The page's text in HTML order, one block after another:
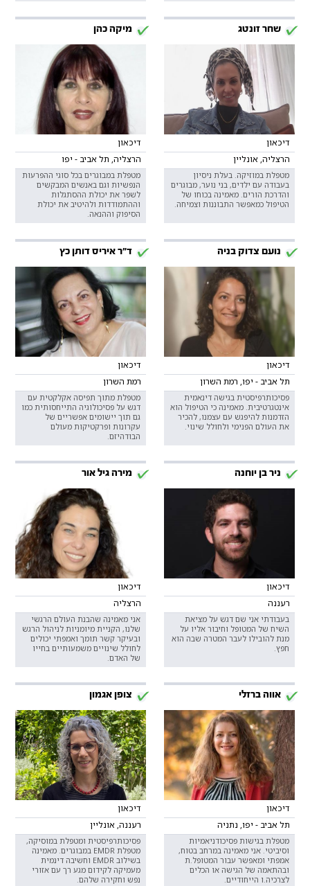
שחר זונטג
דיכאון
הרצליה, אונליין
מטפלת במוזיקה. בעלת ניסיון
בעבודה עם ילדים, בני נוער, מבוגרים
והדרכת הורים. מאמינה בכוחו של
הטיפול כמאפשר התבוננות וצמיחה.
מיקה כהן
דיכאון
הרצליה, תל אביב - יפו
מטפלת במבוגרים בכל סוגי ההפרעות
הנפשיות וגם באנשים המבקשים
לשפר את יכולת ההסתגלות
וההתמודדות ולהיטיב את יכולת
הסיפוק וההנאה.
נועם צדוק בניה
דיכאון
תל אביב - יפו, רמת השרון
פסיכותרפיסטית בגישה דינאמית
אינטגרטיבית. מאמינה כי הטיפול הוא
הזדמנות להיפגש עם עצמנו, להכיר
את העולם הפנימי ולחולל שינוי.
ד"ר איריס דותן כץ
דיכאון
רמת השרון
מטפלת מתוך תפיסה אקלקטית עם
דגש על פסיכולוגיה התייחסותית כמו
גם תוך יישומים אפשריים של
עקרונות ופרקטיקות מעולם
הבודהיזם.
ניר בן יוחנה
דיכאון
רעננה
בעבודתי אני שם דגש על מציאת
השיח של המטופל וחיבור אליו על
מנת להובילו לעבר המטרה שבה הוא
חפץ.
מירה גיל אור
דיכאון
הרצליה
אני מאמינה שהבנת העולם הרגשי
שלנו, הקניית מיומניות לניהול הרגש
ובעיקר קשר תומך ואמפתי יכולים
לחולל שינויים משמעותיים בחייו
של האדם.
אווה ברזלי
דיכאון
תל אביב - יפו, נתניה
מטפלת בגישות פסיכודניאמיות
וסיביטי. אני מאמינה במרחב בטוח,
אמפתי ומאפשר עבור המטופל.ת
ובהתאמה של הגישה או הכלים
לצרכיה.ו הייחודיים.
צופן אגמון
דיכאון
רעננה, אונליין
פסיכותרפיסטית ומטפלת במוסיקה,
מטפלת EMDR במבוגרים. מאמינה
בשילוב EMDR וחשיבה דינמית
מעמיקה לקידום מגע רך עם אזורי
נפש וחקירה שלהם.